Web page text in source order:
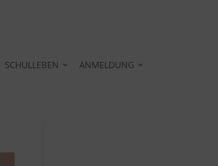
SCHULLEBEN ANMELDUNG